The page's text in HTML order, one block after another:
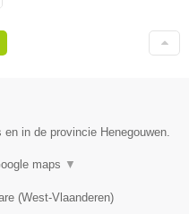
in de provincie Henegouwen.
maps ▼
(West-Vlaanderen)